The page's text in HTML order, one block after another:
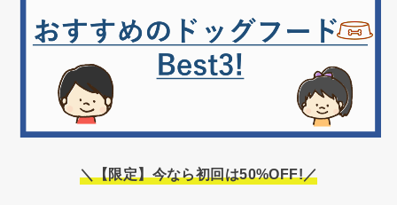
＼【限定】今なら初回は50%OFF!／